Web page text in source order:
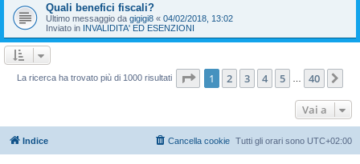
Quali benefici fiscali?
Ultimo messaggio da gigigi8 « 04/02/2018, 13:02
Inviato in INVALIDITA' ED ESENZIONI
La ricerca ha trovato più di 1000 risultati Pagina di 40
1 2 3 4 5 40
Vai a
Indice Tutti gli orari sono UTC+02:00
Cancella cookie